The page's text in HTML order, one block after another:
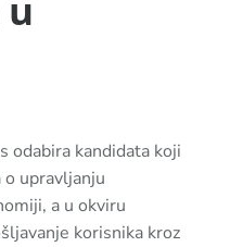
odabira kandidata koji
o upravljanju
a u okviru
korisnika kroz